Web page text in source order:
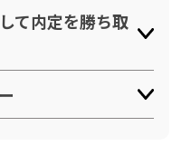
て内定を勝ち取